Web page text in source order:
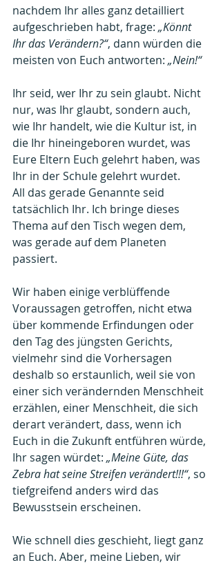
nachdem Ihr alles ganz detailliert
aufgeschrieben habt, frage: „Könnt
Ihr das Verändern?“, dann würden die
meisten von Euch antworten: „Nein!“
Ihr seid, wer Ihr zu sein glaubt. Nicht
nur, was Ihr glaubt, sondern auch,
wie Ihr handelt, wie die Kultur ist, in
die Ihr hineingeboren wurdet, was
Eure Eltern Euch gelehrt haben, was
Ihr in der Schule gelehrt wurdet.
All das gerade Genannte seid
tatsächlich Ihr. Ich bringe dieses
Thema auf den Tisch wegen dem,
was gerade auf dem Planeten
passiert.
Wir haben einige verblüffende
Voraussagen getroffen, nicht etwa
über kommende Erfindungen oder
den Tag des jüngsten Gerichts,
vielmehr sind die Vorhersagen
deshalb so erstaunlich, weil sie von
einer sich verändernden Menschheit
erzählen, einer Menschheit, die sich
derart verändert, dass, wenn ich
Euch in die Zukunft entführen würde,
Ihr sagen würdet: „Meine Güte, das
Zebra hat seine Streifen verändert!!!“, so
tiefgreifend anders wird das
Bewusstsein erscheinen.
Wie schnell dies geschieht, liegt ganz
an Euch. Aber, meine Lieben, wir